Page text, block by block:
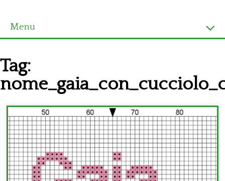
Menu
Ultimi schemi
Alfabeto
Bambini
Disney
Thun
Tag: